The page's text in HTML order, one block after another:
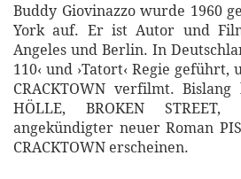
Buddy Giovinazzo wurde 1960
York auf. Er ist Autor und
Angeles und Berlin. In
110‹ und ›Tatort‹ Regie
CRACKTOWN verfilmt.
HÖLLE, BROKEN
angekündigter neuer Roman
CRACKTOWN erscheinen.